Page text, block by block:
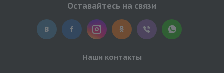
Оставайтесь на связи
Наши контакты